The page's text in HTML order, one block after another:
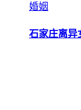
婚姻
石家庄离异